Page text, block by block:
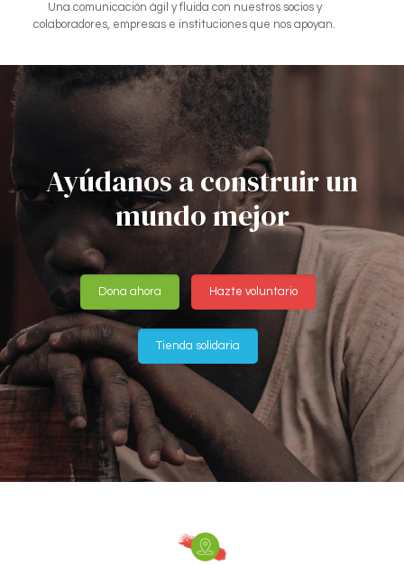
Una comunicación ágil y fluida con nuestros socios y
colaboradores, empresas e instituciones que nos apoyan.
Ayúdanos a construir un
mundo mejor
Dona ahora Hazte voluntario
Tienda solidaria